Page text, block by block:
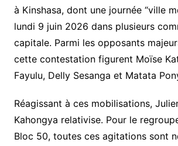
à Kinshasa, dont une journée “ville
lundi 9 juin 2026 dans plusieurs
capitale. Parmi les opposants
cette contestation figurent Moïse
Fayulu, Delly Sesanga et Matata
Réagissant à ces mobilisations,
Kahongya relativise. Pour le
Bloc 50, toutes ces agitations sont